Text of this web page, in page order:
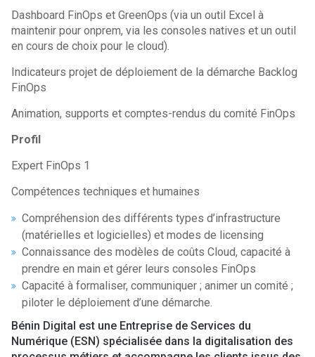
Dashboard FinOps et GreenOps (via un outil Excel à
maintenir pour onprem, via les consoles natives et un outil
en cours de choix pour le cloud).
Indicateurs projet de déploiement de la démarche Backlog
FinOps
Animation, supports et comptes-rendus du comité FinOps
Profil
Expert FinOps 1
Compétences techniques et humaines
Compréhension des différents types d’infrastructure
(matérielles et logicielles) et modes de licensing
Connaissance des modèles de coûts Cloud, capacité à
prendre en main et gérer leurs consoles FinOps
Capacité à formaliser, communiquer ; animer un comité ;
piloter le déploiement d’une démarche.
Bénin Digital est une Entreprise de Services du
Numérique (ESN) spécialisée dans la digitalisation des